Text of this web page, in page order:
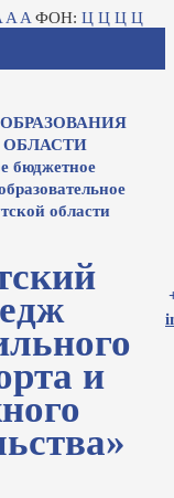
A A ФОН: Ц Ц Ц Ц
бюджетное
области
и